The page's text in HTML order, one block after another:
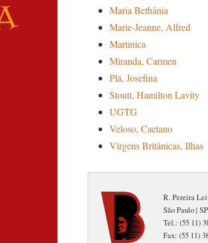
Maria Bethânia
Marie-Jeanne, Alfred
Martinica
Miranda, Carmen
Plá, Josefina
Stoutt, Hamilton Lavity
UGTG
Veloso, Caetano
Virgens Britânicas, Ilhas
R. Pereira
São Paulo |
Tel.: (55 11)
Fax: (55 11)